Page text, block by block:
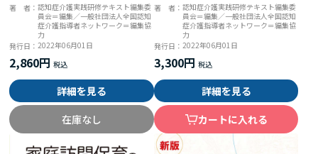
著 者：認知症介護実践研修テキスト編集委
員会＝編集／一般社団法人全国認知
症介護指導者ネットワーク＝編集協
力
発行日：2022年06月01日
2,860円
詳細を見る
在庫なし
著 者： 認知症介護実践研修テキスト編集委
員会＝編集／一般社団法人全国認知
症介護指導者ネットワーク＝編集協
力
発行日： 2022年06月01日
3,300円
詳細を見る
カートに入れる